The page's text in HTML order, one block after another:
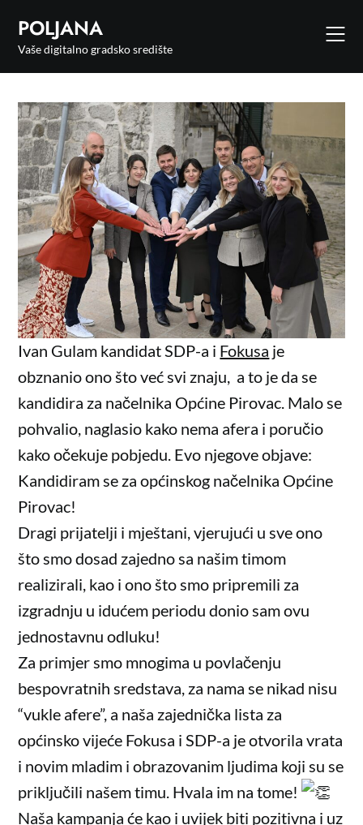
POLJANA
Vaše digitalno gradsko središte
Ivan Gulam kandidat SDP-a i Fokusa je
obznanio ono što već svi znaju, a to je da se
kandidira za načelnika Općine Pirovac. Malo se
pohvalio, naglasio kako nema afera i poručio
kako očekuje pobjedu. Evo njegove objave:
Kandidiram se za općinskog načelnika Općine
Pirovac!
Dragi prijatelji i mještani, vjerujući u sve ono
što smo dosad zajedno sa našim timom
realizirali, kao i ono što smo pripremili za
izgradnju u idućem periodu donio sam ovu
jednostavnu odluku!
Za primjer smo mnogima u povlačenju
bespovratnih sredstava, za nama se nikad nisu
“vukle afere”, a naša zajednička lista za
općinsko vijeće Fokusa i SDP-a je otvorila vrata
i novim mladim i obrazovanim ljudima koji su se
priključili našem timu. Hvala im na tome!
Naša kampanja će kao i uvijek biti pozitivna i uz